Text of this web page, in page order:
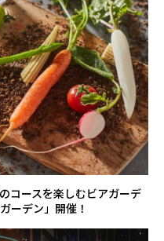
コースを楽しむビアガーデ
ーデン」開催！